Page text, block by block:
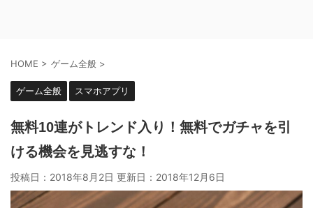
HOME > ゲーム全般 >
ゲーム全般 スマホアプリ
無料10連がトレンド入り！無料でガチャを引
ける機会を見逃すな！
投稿日：2018年8月2日 更新日： 2018年12月6日